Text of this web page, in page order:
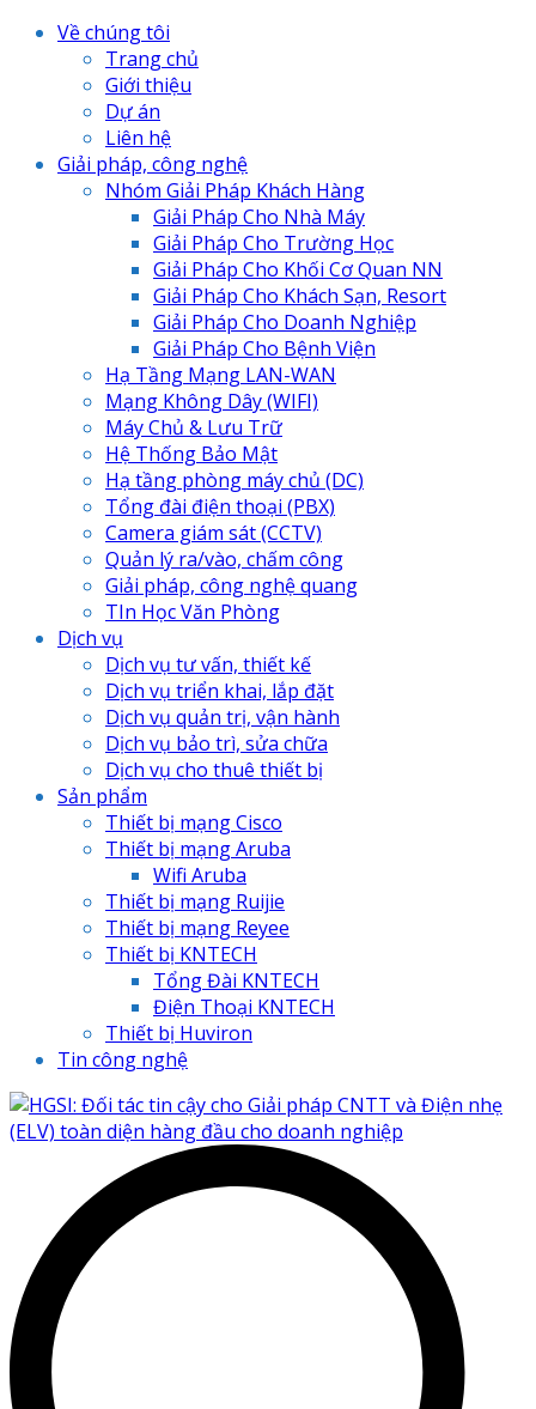
Về chúng tôi
Trang chủ
Giới thiệu
Dự án
Liên hệ
Giải pháp, công nghệ
Nhóm Giải Pháp Khách Hàng
Giải Pháp Cho Nhà Máy
Giải Pháp Cho Trường Học
Giải Pháp Cho Khối Cơ Quan NN
Giải Pháp Cho Khách Sạn, Resort
Giải Pháp Cho Doanh Nghiệp
Giải Pháp Cho Bệnh Viện
Hạ Tầng Mạng LAN-WAN
Mạng Không Dây (WIFI)
Máy Chủ & Lưu Trữ
Hệ Thống Bảo Mật
Hạ tầng phòng máy chủ (DC)
Tổng đài điện thoại (PBX)
Camera giám sát (CCTV)
Quản lý ra/vào, chấm công
Giải pháp, công nghệ quang
TIn Học Văn Phòng
Dịch vụ
Dịch vụ tư vấn, thiết kế
Dịch vụ triển khai, lắp đặt
Dịch vụ quản trị, vận hành
Dịch vụ bảo trì, sửa chữa
Dịch vụ cho thuê thiết bị
Sản phẩm
Thiết bị mạng Cisco
Thiết bị mạng Aruba
Wifi Aruba
Thiết bị mạng Ruijie
Thiết bị mạng Reyee
Thiết bị KNTECH
Tổng Đài KNTECH
Điện Thoại KNTECH
Thiết bị Huviron
Tin công nghệ